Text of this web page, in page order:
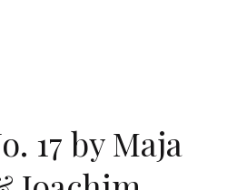
17 by Maja